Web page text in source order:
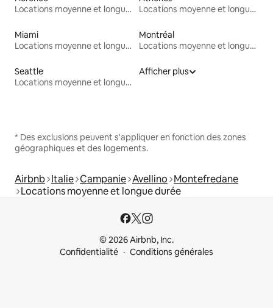
Locations moyenne et longue durée
Locations moyenne et longue durée
Miami
Locations moyenne et longue durée
Montréal
Locations moyenne et longue durée
Seattle
Locations moyenne et longue durée
Afficher plus
* Des exclusions peuvent s'appliquer en fonction des zones
géographiques et des logements.
Airbnb Italie Campanie Avellino Montefredane
Locations moyenne et longue durée
© 2026 Airbnb, Inc.
Confidentialité
Conditions générales